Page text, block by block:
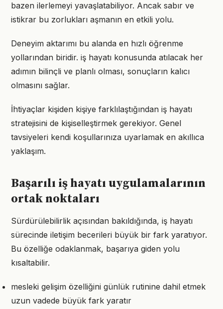
bazen ilerlemeyi yavaşlatabiliyor. Ancak sabır ve
istikrar bu zorlukları aşmanın en etkili yolu.
Deneyim aktarımı bu alanda en hızlı öğrenme
yollarından biridir. iş hayatı konusunda atılacak her
adımın bilinçli ve planlı olması, sonuçların kalıcı
olmasını sağlar.
İhtiyaçlar kişiden kişiye farklılaştığından iş hayatı
stratejisini de kişiselleştirmek gerekiyor. Genel
tavsiyeleri kendi koşullarınıza uyarlamak en akıllıca
yaklaşım.
Başarılı iş hayatı uygulamalarının
ortak noktaları
Sürdürülebilirlik açısından bakıldığında, iş hayatı
sürecinde iletişim becerileri büyük bir fark yaratıyor.
Bu özelliğe odaklanmak, başarıya giden yolu
kısaltabilir.
mesleki gelişim özelliğini günlük rutinine dahil etmek
uzun vadede büyük fark yaratır